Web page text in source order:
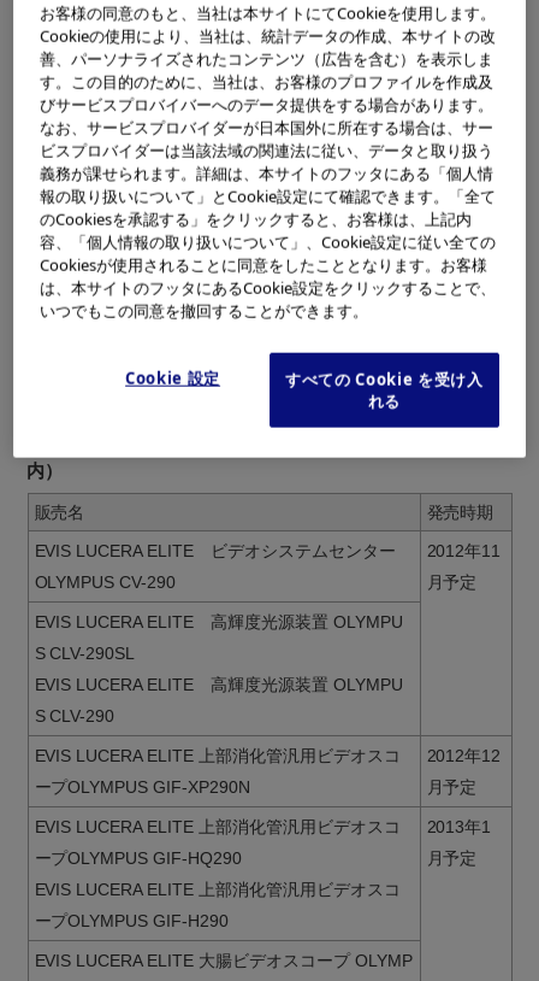
す。がんなどの微細病変の早期発見に貢献する狭帯域光観
察（NBI）※1 も進化させ、観察性能が一段と向上しまし
た。
なお、10月10日～13日、神戸国際展示場で開催される「第2
0回日本消化器関連学会週間（運営委員長：岩手医科大学 消
化器・肝臓内科分野 鈴木 一幸 教授）」で本システムの展示
を行います。
※
1
狭帯域光観察（Narrow Band Imaging=NBI）…
粘膜表面の微細な血管や模様を観察するため
に、血液中のヘモグロビンに吸収されやすい2つ
観察方法。
内）
販売名
発売時期
EVIS LUCERA ELITE ビデオシステムセンター
OLYMPUS CV-290
2012年11
月予定
EVIS LUCERA ELITE 高輝度光源装置 OLYMPU
S CLV-290SL
EVIS LUCERA ELITE 高輝度光源装置 OLYMPU
S CLV-290
EVIS LUCERA ELITE 上部消化管汎用ビデオスコ
ープOLYMPUS GIF-XP290N
2012年12
月予定
EVIS LUCERA ELITE 上部消化管汎用ビデオスコ
ープOLYMPUS GIF-HQ290
EVIS LUCERA ELITE 上部消化管汎用ビデオスコ
ープOLYMPUS GIF-H290
2013年1
月予定
EVIS LUCERA ELITE 大腸ビデオスコープ OLYMP
お客様の同意のもと、当社は本サイトにてCookieを使用します。
Cookieの使用により、当社は、統計データの作成、本サイトの改
善、パーソナライズされたコンテンツ（広告を含む）を表示しま
す。この目的のために、当社は、お客様のプロファイルを作成及
びサービスプロバイバーへのデータ提供をする場合があります。
なお、サービスプロバイダーが日本国外に所在する場合は、サー
ビスプロバイダーは当該法域の関連法に従い、データと取り扱う
義務が課せられます。詳細は、本サイトのフッタにある「個人情
報の取り扱いについて」とCookie設定にて確認できます。「全て
のCookiesを承認する」をクリックすると、お客様は、上記内
容、「個人情報の取り扱いについて」、Cookie設定に従い全ての
Cookiesが使用されることに同意をしたこととなります。お客様
は、本サイトのフッタにあるCookie設定をクリックすることで、
いつでもこの同意を撤回することができます。
Cookie 設定
すべての Cookie を受け入
れる